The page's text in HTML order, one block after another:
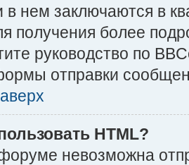
в нем заключаются в
получения более
руководство по
отправки
HTML?
невозможна